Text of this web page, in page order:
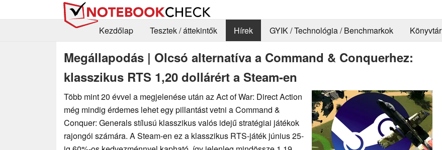
Kezdőlap
Tesztek / áttekintők Hírek GYIK / Technológia / Benchmarkok Könyvtár
Megállapodás | Olcsó alternatíva a Command & Conquerhez:
klasszikus RTS 1,20 dollárért a Steam-en
Több mint 20 évvel a megjelenése után az Act of War: Direct Action
még mindig érdemes lehet egy pillantást vetni a Command &
Conquer: Generals stílusú klasszikus valós idejű stratégiai játékok
rajongói számára. A Steam-en ez a klasszikus RTS-játék június 25-